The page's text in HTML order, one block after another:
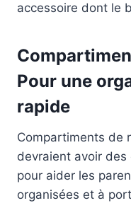
accessoire dont le
Pour une
rapide
Compartiments de
devraient avoir
pour aider les
organisées et à